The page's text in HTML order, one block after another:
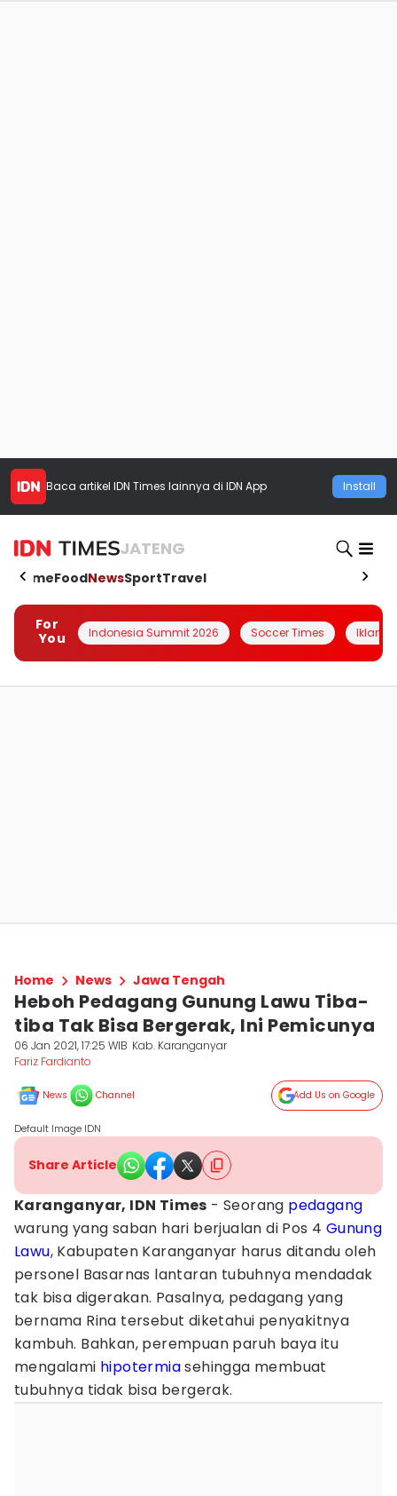
Baca artikel IDN Times lainnya di IDN App Install
JATENG
HomeFoodNewsSportTravel
For
You
Indonesia Summit 2026 Soccer Times Iklanin
Home News Jawa Tengah
Heboh Pedagang Gunung Lawu Tiba-
tiba Tak Bisa Bergerak, Ini Pemicunya
06 Jan 2021, 17:25 WIB Kab. Karanganyar
Fariz Fardianto
News Channel Add Us on Google
Default Image IDN
Share Article
Karanganyar, IDN Times - Seorang pedagang
warung yang saban hari berjualan di Pos 4 Gunung
Lawu, Kabupaten Karanganyar harus ditandu oleh
personel Basarnas lantaran tubuhnya mendadak
tak bisa digerakan. Pasalnya, pedagang yang
bernama Rina tersebut diketahui penyakitnya
kambuh. Bahkan, perempuan paruh baya itu
mengalami hipotermiasehingga membuat
tubuhnya tidak bisa bergerak.